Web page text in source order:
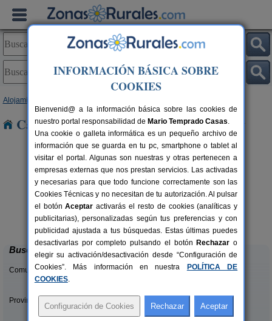
Alojamientos
Casas Rurales cerca de Cional
4 pers.
desde30 €
Casa Rural El Barricuevo
Almeida de Sayago (Zamora)
Buscar
Comunidades:
Provincias/Islas:
INFORMACIÓN BÁSICA SOBRE
COOKIES
Bienvenid@ a la información básica sobre las cookies de
nuestro portal responsabilidad de Mario Temprado Casas.
Una cookie o galleta informática es un pequeño archivo de
información que se guarda en tu pc, smartphone o tablet al
visitar el portal. Algunas son nuestras y otras pertenecen a
empresas externas que nos prestan servicios. Las activadas
y necesarias para que todo funcione correctamente son las
Cookies Técnicas y no necesitan de tu autorización. Al pulsar
el botónAceptar activarás el resto de cookies (analíticas y
publicitarias), personalizadas según tus preferencias y con
publicidad ajustada a tus búsquedas. Estas últimas puedes
desactivarlas por completo pulsando el botón Rechazar o
elegir su activación/desactivación desde “Configuración de
Cookies”. Más información en nuestra
POLÍTICA DE
COOKIES.